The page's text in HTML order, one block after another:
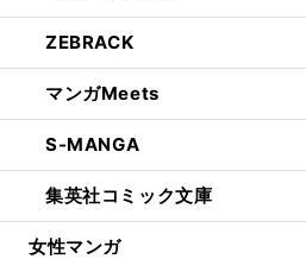
ZEBRACK
マンガMeets
S-MANGA
集英社コミック文庫
女性マンガ